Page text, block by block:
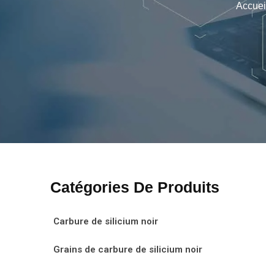
Accueil
Catégories De Produits
Carbure de silicium noir
Grains de carbure de silicium noir